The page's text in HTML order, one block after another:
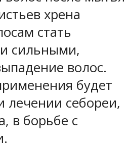
хрена
стать
сильными,
волос.
будет
лечении себореи,
в борьбе с